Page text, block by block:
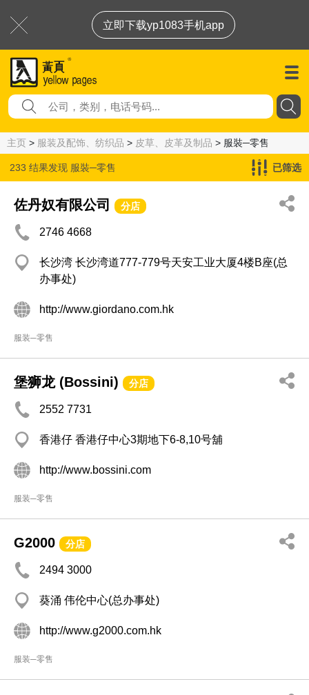
立即下载yp1083手机app
主页 > 服装及配饰、纺织品 > 皮草、皮革及制品 > 服裝─零售
233 结果发现 服裝─零售 已筛选
佐丹奴有限公司 分店
2746 4668
长沙湾 长沙湾道777-779号天安工业大厦4楼B座(总
办事处)
http://www.giordano.com.hk
服装─零售
堡狮龙 (Bossini) 分店
2552 7731
香港仔 香港仔中心3期地下6-8,10号舖
http://www.bossini.com
服装─零售
G2000 分店
2494 3000
葵涌 伟伦中心(总办事处)
http://www.g2000.com.hk
服装─零售